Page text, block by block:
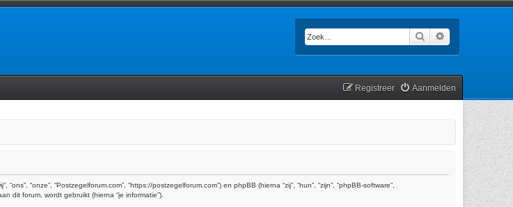
Zoek
Aanmelden
Registreer
“onze”, “Postzegelforum.com”, “https://postzegelforum.com”) en phpBB (hierna “zij”, “hun”, “zijn”, “phpBB-software”,
dit forum, wordt gebruikt (hierna “je informatie”).